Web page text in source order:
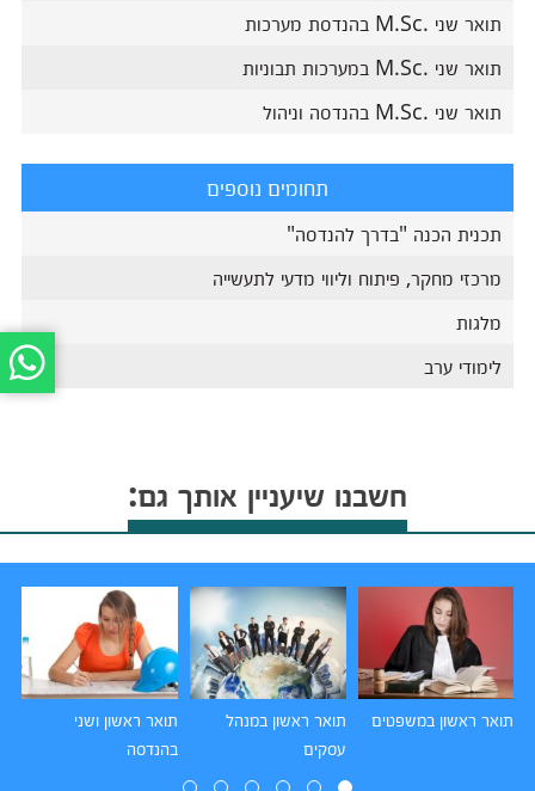
תואר שני .M.Sc בהנדסת מערכות
תואר שני .M.Sc במערכות תבוניות
תואר שני .M.Sc בהנדסה וניהול
תחומים נוספים
תכנית הכנה "בדרך להנדסה"
מרכזי מחקר, פיתוח וליווי מדעי לתעשייה
מלגות
לימודי ערב
חשבנו שיעניין אותך גם:
תואר ראשון במשפטים
תואר ראשון במנהל
עסקים
תואר ראשון ושני
בהנדסה